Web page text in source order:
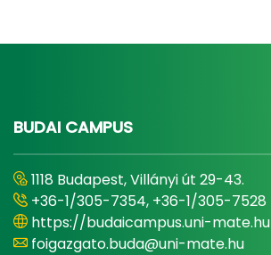
BUDAI CAMPUS
1118 Budapest, Villányi út 29-43.
+36-1/305-7354, +36-1/305-7528
https://budaicampus.uni-mate.hu
foigazgato.buda@uni-mate.hu